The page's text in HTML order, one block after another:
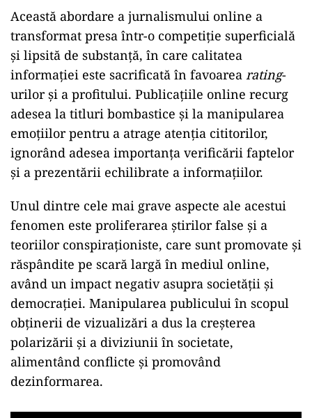
Această abordare a jurnalismului online a
transformat presa într-o competiție superficială
și lipsită de substanță, în care calitatea
informației este sacrificată în favoarea rating-
urilor și a profitului. Publicațiile online recurg
adesea la titluri bombastice și la manipularea
emoțiilor pentru a atrage atenția cititorilor,
ignorând adesea importanța verificării faptelor
și a prezentării echilibrate a informațiilor.
Unul dintre cele mai grave aspecte ale acestui
fenomen este proliferarea știrilor false și a
teoriilor conspiraționiste, care sunt promovate și
răspândite pe scară largă în mediul online,
având un impact negativ asupra societății și
democrației. Manipularea publicului în scopul
obținerii de vizualizări a dus la creșterea
polarizării și a diviziunii în societate,
alimentând conflicte și promovând
dezinformarea.